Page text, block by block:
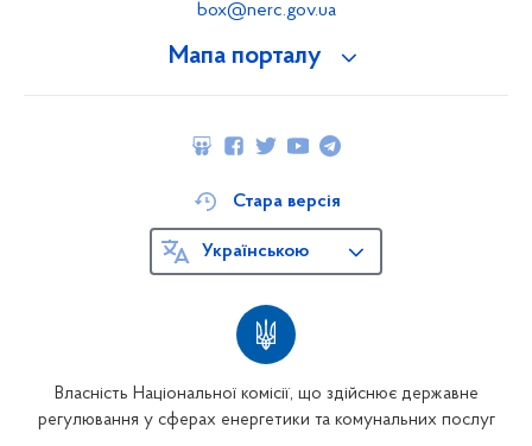
Мапа порталу
box@nerc.gov.ua
Власність Національної комісії, що здійснює державне
регулювання у сферах енергетики та комунальних послуг
Стара версія
Українською